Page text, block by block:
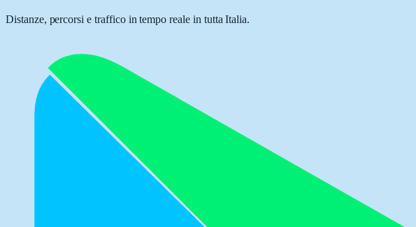
Distanze, percorsi e traffico in tempo reale in tutta Italia.